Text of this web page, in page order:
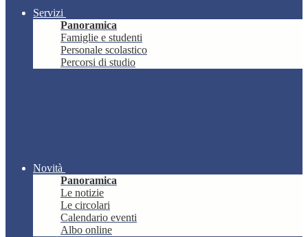
Servizi
Panoramica
Famiglie e studenti
Personale scolastico
Percorsi di studio
Novità
Panoramica
Le notizie
Le circolari
Calendario eventi
Albo online